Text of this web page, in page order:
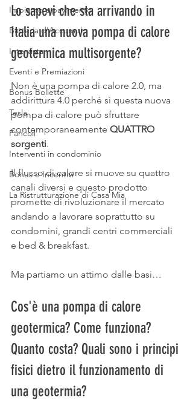
Impianto a pavimento
Batteria d'Accumulo
Intervista
Eventi e Premiazioni
Bonus Bollette
Tesla
Fancoil
Interventi in condominio
Bonus e Incentivi
La Ristrutturazione di Casa Mia
Lo sapevi che sta arrivando in
Italia una nuova pompa di calore
geotermica multisorgente?
Non è una pompa di calore 2.0, ma
addirittura 4.0 perché sì questa nuova
pompa di calore può sfruttare
contemporaneamente QUATTRO
sorgenti.
Il flusso di calore si muove su quattro
canali diversi e questo prodotto
promette di rivoluzionare il mercato
andando a lavorare soprattutto su
condomini, grandi centri commerciali
e bed & breakfast.
Ma partiamo un attimo dalle basi…
Cos'è una pompa di calore
geotermica? Come funziona?
Quanto costa? Quali sono i principi
fisici dietro il funzionamento di
una geotermia?